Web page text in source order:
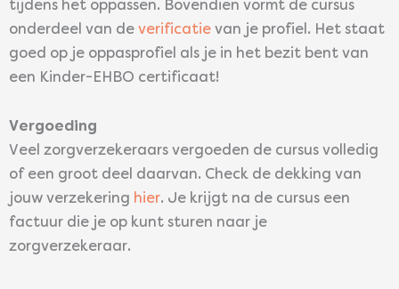
tijdens het oppassen. Bovendien vormt de cursus
onderdeel van de verificatie van je profiel. Het staat
goed op je oppasprofiel als je in het bezit bent van
een Kinder-EHBO certificaat!
Vergoeding
Veel zorgverzekeraars vergoeden de cursus volledig
of een groot deel daarvan. Check de dekking van
jouw verzekering hier. Je krijgt na de cursus een
factuur die je op kunt sturen naar je
zorgverzekeraar.